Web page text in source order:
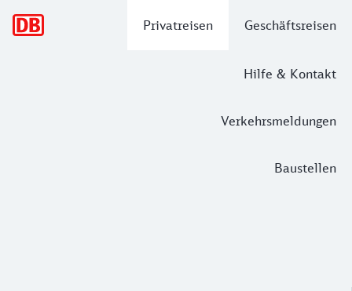
Privatreisen Geschäftsreisen
Hilfe & Kontakt
Verkehrsmeldungen
Baustellen